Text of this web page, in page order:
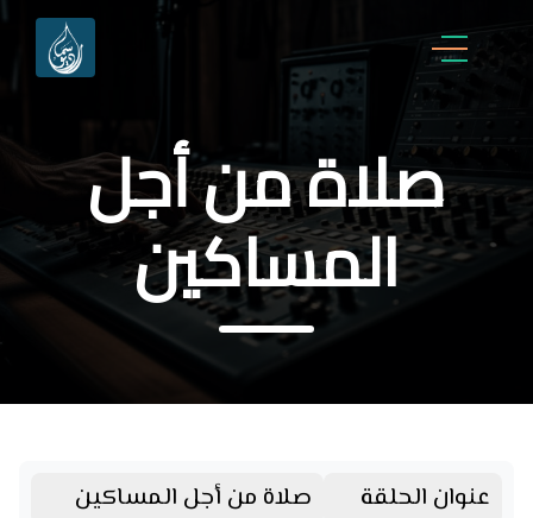
صلاة من أجل
المساكين
عنوان الحلقة
صلاة من أجل المساكين